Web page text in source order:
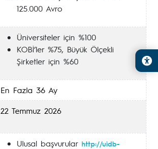
125.000 Avro
Üniversiteler için %100
KOBİ’ler %75, Büyük Ölçekli
Şirketler için %60
En Fazla 36 Ay
22 Temmuz 2026
Ulusal başvurular http://uidb-